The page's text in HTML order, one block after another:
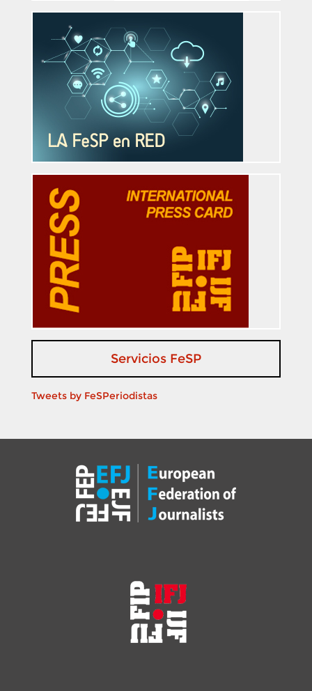
Servicios FeSP
Tweets by FeSPeriodistas